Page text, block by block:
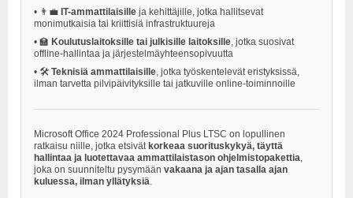
• 👨‍💼 IT-ammattilaisille ja kehittäjille, jotka hallitsevat
monimutkaisia tai kriittisiä infrastruktuureja
• 🏫 Koulutuslaitoksille tai julkisille laitoksille , jotka suosivat
offline-hallintaa ja järjestelmäyhteensopivuutta
• 🛠️ Teknisiä ammattilaisille , jotka työskentelevät eristyksissä,
ilman tarvetta pilvipäivityksille tai jatkuville online-toiminnoille
Microsoft Office 2024 Professional Plus LTSC on lopullinen
ratkaisu niille, jotka etsivät korkeaa suorituskykyä, täyttä
hallintaa ja luotettavaa ammattilaistason ohjelmistopakettia
joka on suunniteltu pysymään vakaana ja ajan tasalla ajan
kuluessa, ilman yllätyksiä